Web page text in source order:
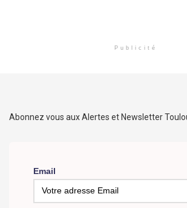
Publicité
Abonnez vous aux Alertes et Newsletter
Email